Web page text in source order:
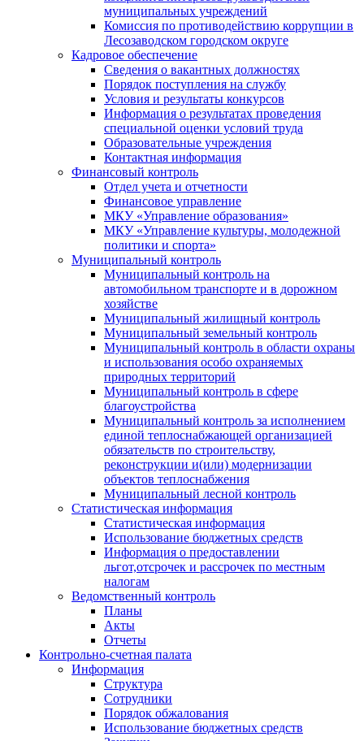
муниципальных учреждений
Комиссия по противодействию коррупции в
Лесозаводском городском округе
Кадровое обеспечение
Сведения о вакантных должностях
Порядок поступления на службу
Условия и результаты конкурсов
Информация о результатах проведения
специальной оценки условий труда
Образовательные учреждения
Контактная информация
Финансовый контроль
Отдел учета и отчетности
Финансовое управление
МКУ «Управление образования»
МКУ «Управление культуры, молодежной
политики и спорта»
Муниципальный контроль
Муниципальный контроль на
автомобильном транспорте и в дорожном
хозяйстве
Муниципальный жилищный контроль
Муниципальный земельный контроль
Муниципальный контроль в области охраны
и использования особо охраняемых
природных территорий
Муниципальный контроль в сфере
благоустройства
Муниципальный контроль за исполнением
единой теплоснабжающей организацией
обязательств по строительству,
реконструкции и(или) модернизации
объектов теплоснабжения
Муниципальный лесной контроль
Статистическая информация
Статистическая информация
Использование бюджетных средств
Информация о предоставлении
льгот,отсрочек и рассрочек по местным
налогам
Ведомственный контроль
Планы
Акты
Отчеты
Контрольно-счетная палата
Информация
Структура
Сотрудники
Порядок обжалования
Использование бюджетных средств